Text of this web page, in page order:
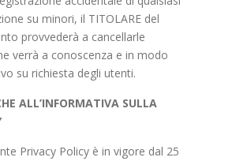
su minori, il TITOLARE del
provvederà a cancellarle
verrà a conoscenza e in modo
su richiesta degli utenti.
ALL’INFORMATIVA SULLA
Privacy Policy è in vigore dal 25